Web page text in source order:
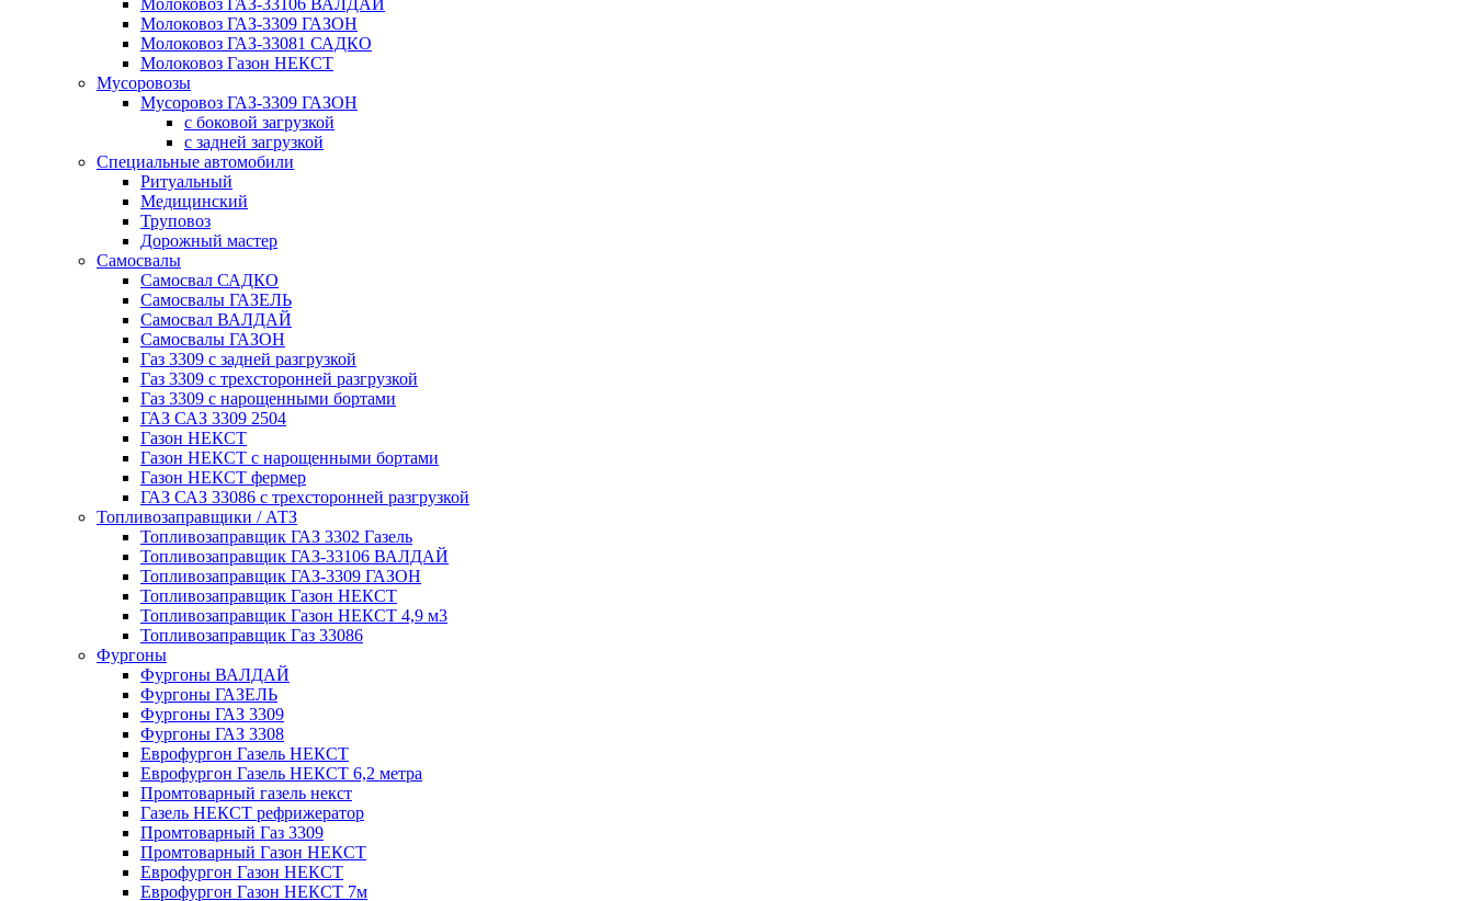
Молоковоз ГАЗ-33106 ВАЛДАЙ
Молоковоз ГАЗ-3309 ГАЗОН
Молоковоз ГАЗ-33081 САДКО
Молоковоз Газон НЕКСТ
Мусоровозы
Мусоровоз ГАЗ-3309 ГАЗОН
с боковой загрузкой
с задней загрузкой
Специальные автомобили
Ритуальный
Медицинский
Труповоз
Дорожный мастер
Самосвалы
Самосвал САДКО
Самосвалы ГАЗЕЛЬ
Самосвал ВАЛДАЙ
Самосвалы ГАЗОН
Газ 3309 с задней разгрузкой
Газ 3309 с трехсторонней разгрузкой
Газ 3309 с нарощенными бортами
ГАЗ САЗ 3309 2504
Газон НЕКСТ
Газон НЕКСТ с нарощенными бортами
Газон НЕКСТ фермер
ГАЗ САЗ 33086 с трехсторонней разгрузкой
Топливозаправщики / АТЗ
Топливозаправщик ГАЗ 3302 Газель
Топливозаправщик ГАЗ-33106 ВАЛДАЙ
Топливозаправщик ГАЗ-3309 ГАЗОН
Топливозаправщик Газон НЕКСТ
Топливозаправщик Газон НЕКСТ 4,9 м3
Топливозаправщик Газ 33086
Фургоны
Фургоны ВАЛДАЙ
Фургоны ГАЗЕЛЬ
Фургоны ГАЗ 3309
Фургоны ГАЗ 3308
Еврофургон Газель НЕКСТ
Еврофургон Газель НЕКСТ 6,2 метра
Промтоварный газель некст
Газель НЕКСТ рефрижератор
Промтоварный Газ 3309
Промтоварный Газон НЕКСТ
Еврофургон Газон НЕКСТ
Еврофургон Газон НЕКСТ 7м